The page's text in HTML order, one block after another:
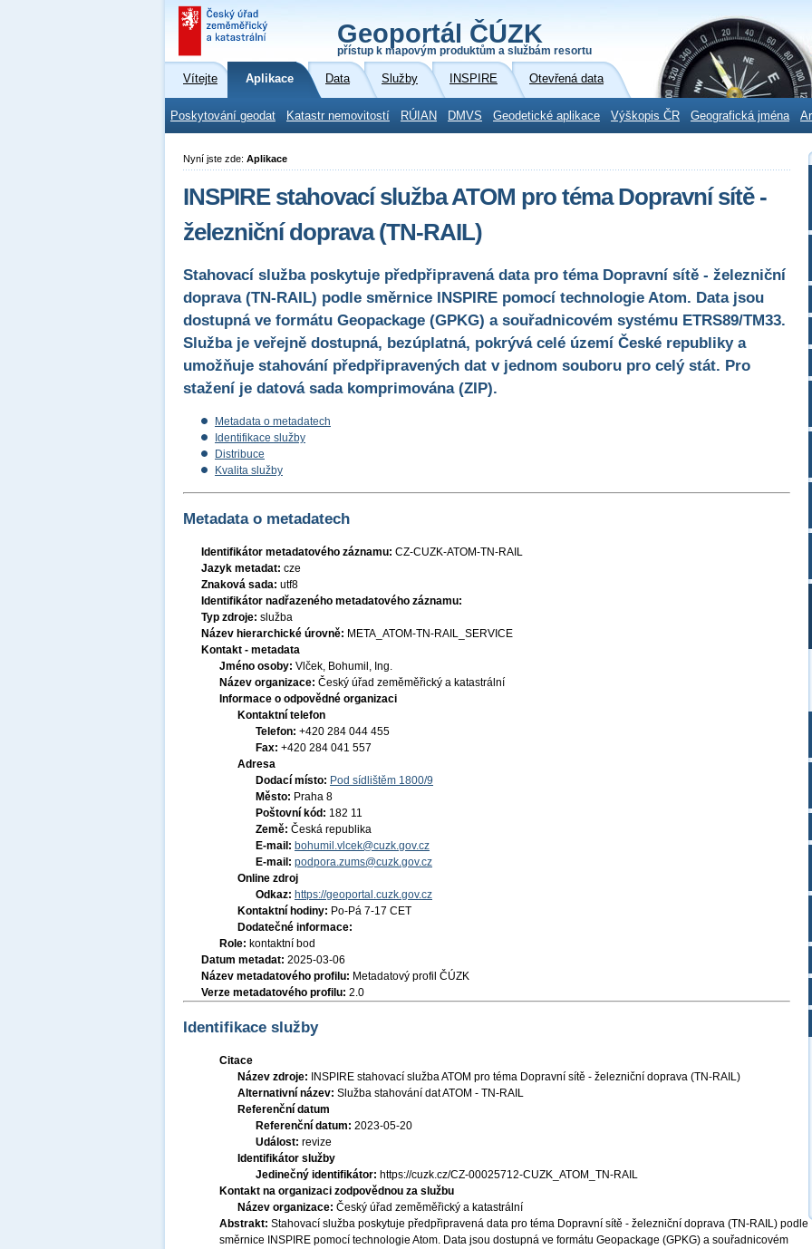
Geoportál ČÚZK
přístup k mapovým produktům a službám resortu
Vítejte Aplikace Data Služby INSPIRE Otevřená data
Poskytování geodat Katastr nemovitostí RÚIAN DMVS Geodetické aplikace Výškopis ČR Geografická jména
Nyní jste zde: Aplikace
INSPIRE stahovací služba ATOM pro téma Dopravní sítě -
železniční doprava (TN-RAIL)
Stahovací služba poskytuje předpřipravená data pro téma Dopravní sítě - železniční
doprava (TN-RAIL) podle směrnice INSPIRE pomocí technologie Atom. Data jsou
dostupná ve formátu Geopackage (GPKG) a souřadnicovém systému ETRS89/TM33.
Služba je veřejně dostupná, bezúplatná, pokrývá celé území České republiky a
umožňuje stahování předpřipravených dat v jednom souboru pro celý stát. Pro
stažení je datová sada komprimována (ZIP).
Metadata o metadatech
Identifikace služby
Distribuce
Kvalita služby
Metadata o metadatech
Identifikátor metadatového záznamu: CZ-CUZK-ATOM-TN-RAIL
Jazyk metadat: cze
Znaková sada: utf8
Identifikátor nadřazeného metadatového záznamu:
Typ zdroje: služba
Název hierarchické úrovně: META_ATOM-TN-RAIL_SERVICE
Kontakt - metadata
Jméno osoby: Vlček, Bohumil, Ing.
Název organizace: Český úřad zeměměřický a katastrální
Informace o odpovědné organizaci
Kontaktní telefon
Telefon: +420 284 044 455
Fax: +420 284 041 557
Adresa
Dodací místo: Pod sídlištěm 1800/9
Město: Praha 8
Poštovní kód: 182 11
Země: Česká republika
E-mail: bohumil.vlcek@cuzk.gov.cz
E-mail: podpora.zums@cuzk.gov.cz
Online zdroj
Odkaz: https://geoportal.cuzk.gov.cz
Kontaktní hodiny: Po-Pá 7-17 CET
Dodatečné informace:
Role: kontaktní bod
Datum metadat: 2025-03-06
Název metadatového profilu: Metadatový profil ČÚZK
Verze metadatového profilu: 2.0
Identifikace služby
Citace
Název zdroje:
INSPIRE stahovací služba ATOM pro téma Dopravní sítě - železniční doprava (TN-RAIL)
Alternativní název: Služba stahování dat ATOM - TN-RAIL
Referenční datum
Referenční datum: 2023-05-20
Událost: revize
Identifikátor služby
Jedinečný identifikátor: https://cuzk.cz/CZ-00025712-CUZK_ATOM_TN-RAIL
Kontakt na organizaci zodpovědnou za službu
Název organizace: Český úřad zeměměřický a katastrální
Abstrakt: Stahovací služba poskytuje předpřipravená data pro téma Dopravní sítě - železniční doprava (TN-RAIL) podle
směrnice INSPIRE pomocí technologie Atom. Data jsou dostupná ve formátu Geopackage (GPKG) a souřadnicovém